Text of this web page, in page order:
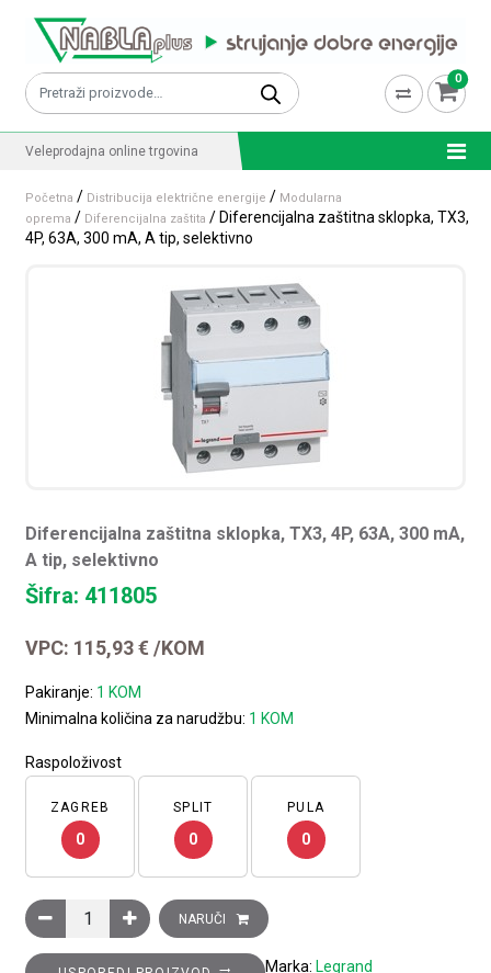
Pretraži: 0
Veleprodajna online trgovina
Početna / Distribucija električne energije / Modularna
oprema / Diferencijalna zaštita / Diferencijalna zaštitna sklopka, TX3,
4P, 63A, 300 mA, A tip, selektivno
Diferencijalna zaštitna sklopka, TX3, 4P, 63A, 300 mA,
A tip, selektivno
Šifra: 411805
VPC: 115,93€ /KOM
Pakiranje: 1 KOM
Minimalna količina za narudžbu: 1 KOM
Raspoloživost
ZAGREB
0
SPLIT
0
PULA
0
Diferencijalna zaštitna sklopka, TX3, 4P, 63A, 300 mA, A tip,
NARUČI
Marka: Legrand